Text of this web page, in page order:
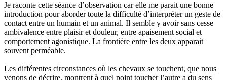
Je raconte cette séance d’observation car elle me parait une bonne
introduction pour aborder toute la difficulté d’interpréter un geste de
contact entre un humain et un animal. Il semble y avoir sans cesse
ambivalence entre plaisir et douleur, entre apaisement social et
comportement agonistique. La frontière entre les deux apparait
souvent perméable.
Les différentes circonstances où les chevaux se touchent, que nous
venons de décrire, montrent à quel point toucher l’autre a du sens